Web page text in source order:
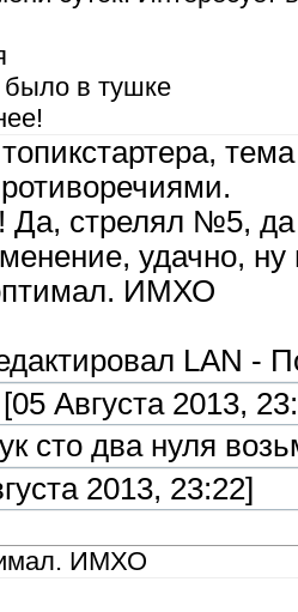
было в тушке
Да, стрелял №5,
удачно,
ИМХО
LAN -
[05 Августа 2013,
сто два нуля
2013, 23:22]
ИМХО